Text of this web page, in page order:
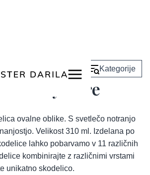
Kategorije
Handy Pure
ovalne oblike. S svetlečo notranjo
Velikost 310 ml. Izdelana po
lahko pobarvamo v 11 različnih
kombinirajte z različnimi vrstami
unikatno skodelico.